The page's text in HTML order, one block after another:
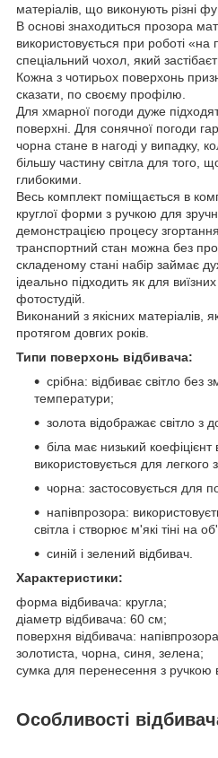
матеріалів, що виконують різні
В основі знаходиться прозора
використовується при роботі «на
спеціальний чохол, який
Кожна з чотирьох поверхонь
сказати, по своєму профілю.
Для хмарної погоди дуже
поверхні. Для сонячної погоди
чорна стане в нагоді у випадку,
більшу частину світла для того,
глибокими.
Весь комплект поміщається в
круглої форми з ручкою для
демонстрацією процесу
транспортний стан можна без
складеному стані набір займає
ідеально підходить як для
фотостудій.
Виконаний з якісних матеріалів,
протягом довгих років.
Типи поверхонь відбивача:
срібна: відбиває світло без
температури;
золота відображає світло з
біла має низький коефіцієнт
використовується для легкого
чорна: застосовується для
напівпрозора:
світла і створює м'які тіні на
синій і зелений відбивач.
Характеристики:
форма відбивача: кругла;
діаметр відбивача: 60 см;
поверхня відбивача: напівпрозора
золотиста, чорна, синя, зелена;
сумка для перенесення з ручкою
Особливості